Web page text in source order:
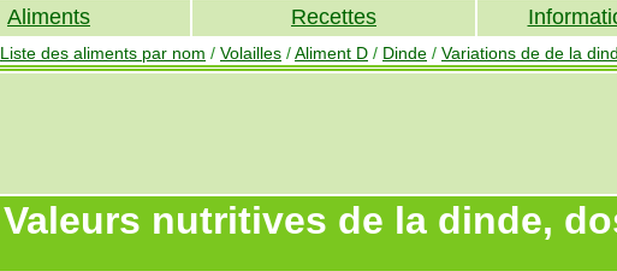
Aliments Recettes
Liste des aliments par nom / Volailles /Aliment D / Dinde / Variations de de la
Valeurs nutritives de la dinde,